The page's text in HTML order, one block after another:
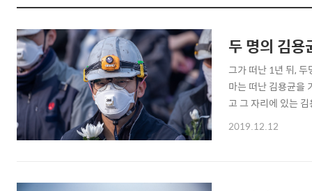
두 명의 김
그가 떠난 1년 뒤,
마는 떠난 김용균을
고 그 자리에 있는
2019.12.12